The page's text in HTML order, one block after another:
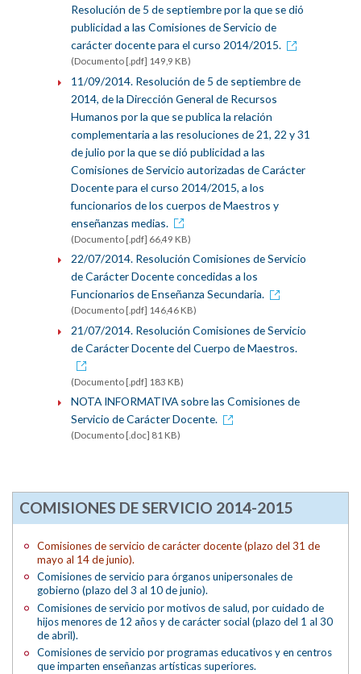
Resolución de 5 de septiembre por la que se dió
publicidad a las Comisiones de Servicio de
carácter docente para el curso 2014/2015.
(Documento [.pdf] 149,9 KB)
11/09/2014. Resolución de 5 de septiembre de
2014, de la Dirección General de Recursos
Humanos por la que se publica la relación
complementaria a las resoluciones de 21, 22 y 31
de julio por la que se dió publicidad a las
Comisiones de Servicio autorizadas de Carácter
Docente para el curso 2014/2015, a los
funcionarios de los cuerpos de Maestros y
enseñanzas medias.
(Documento [.pdf] 66,49 KB)
22/07/2014. Resolución Comisiones de Servicio
de Carácter Docente concedidas a los
Funcionarios de Enseñanza Secundaria.
(Documento [.pdf] 146,46 KB)
21/07/2014. Resolución Comisiones de Servicio
de Carácter Docente del Cuerpo de Maestros.
(Documento [.pdf] 183 KB)
NOTA INFORMATIVA sobre las Comisiones de
Servicio de Carácter Docente.
(Documento [.doc] 81 KB)
COMISIONES DE SERVICIO 2014-2015
Comisiones de servicio de carácter docente (plazo del 31 de
mayo al 14 de junio).
Comisiones de servicio para órganos unipersonales de
gobierno (plazo del 3 al 10 de junio).
Comisiones de servicio por motivos de salud, por cuidado de
hijos menores de 12 años y de carácter social (plazo del 1 al 30
de abril).
Comisiones de servicio por programas educativos y en centros
que imparten enseñanzas artísticas superiores.